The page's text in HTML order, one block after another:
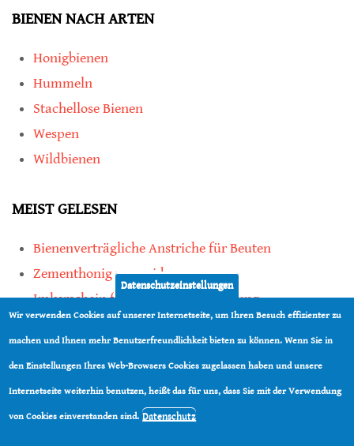
BIENEN NACH ARTEN
Honigbienen
Hummeln
Stachellose Bienen
Wespen
Wildbienen
MEIST GELESEN
Bienenverträgliche Anstriche für Beuten
Zementhonig vermeiden
Imkerschein für Honigbienen-Haltung
Kauf von Mittelwänden ist Vertrauenssache
teilen
Datenschutzeinstellungen
Wir verwenden Cookies auf unserer Internetseite, um Ihren Besuch effizienter zu
machen und Ihnen mehr Benutzerfreundlichkeit bieten zu können. Wenn Sie in
den Einstellungen Ihres Web-Browsers Cookies zugelassen haben und unsere
Internetseite weiterhin benutzen, heißt das für uns, dass Sie mit der Verwendung
von Cookies einverstanden sind. Datenschutz